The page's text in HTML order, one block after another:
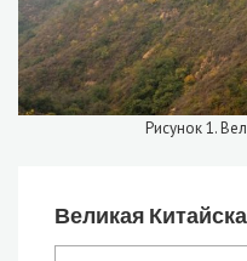
Рисунок 1.
Великая